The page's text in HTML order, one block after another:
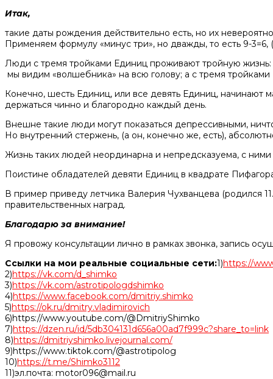
Итак,
такие даты рождения действительно есть, но их
Применяем формулу «минус три», но дважды, то есть 9-3=6,
Люди с тремя тройками Единиц проживают тройную
мы видим «волшебника» на всю голову; а с тремя
Конечно, шесть Единиц, или все девять Единиц, начинают
держаться чинно и благородно каждый день.
Внешне такие люди могут показаться депрессивными,
Но внутренний стержень, (а он, конечно же, есть),
Жизнь таких людей неординарна и непредсказуема, с
Поистине обладателей девяти Единиц в квадрате
В пример приведу летчика Валерия Чухванцева (родился
правительственных наград.
Благодарю за внимание!
Я провожу консультации лично в рамках звонка, запись
Ссылки на мои реальные социальные сети:1)https://
2)https://vk.com/d_shimko
3)https://vk.com/astrotipologdshimko
4)https://www.facebook.com/dmitriy.shimko
5)https://ok.ru/dmitry.vladimirovich
6)https://www.youtube.com/@DmitriyShimko
7)https://dzen.ru/id/5db304131d656a00ad7f999c?share_to=link
8)https://dmitriyshimko.livejournal.com/
9)https://www.tiktok.com/@astrotipolog
10)https://t.me/Shimko3112
11)эл.почта: motor096@mail.ru